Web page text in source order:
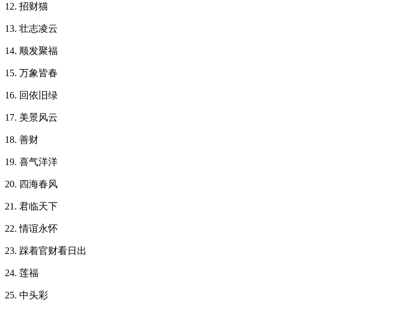
12. 招财猫
13. 壮志凌云
14. 顺发聚福
15. 万象皆春
16. 回依旧绿
17. 美景风云
18. 善财
19. 喜气洋洋
20. 四海春风
21. 君临天下
22. 情谊永怀
23. 踩着官财看日出
24. 莲福
25. 中头彩